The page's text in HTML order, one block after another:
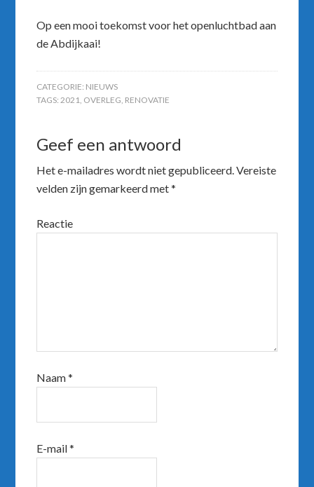
Op een mooi toekomst voor het openluchtbad aan
de Abdijkaai!
CATEGORIE: NIEUWS
TAGS:2021, OVERLEG, RENOVATIE
Geef een antwoord
Het e-mailadres wordt niet gepubliceerd.Vereiste
velden zijn gemarkeerd met*
Reactie
Naam*
E-mail*